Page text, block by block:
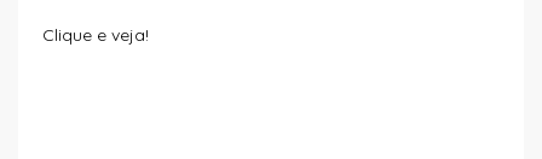
Clique e veja!